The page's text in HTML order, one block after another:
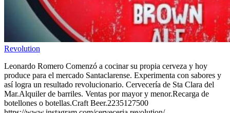
Revolution
Leonardo Romero Comenzó a cocinar su propia cerveza y hoy
produce para el mercado Santaclarense. Experimenta con sabores y
así logra un resultado revolucionario. Cervecería de Sta Clara del
Mar.Alquiler de barriles. Ventas por mayor y menor.Recarga de
botellones o botellas.Craft Beer.2235127500